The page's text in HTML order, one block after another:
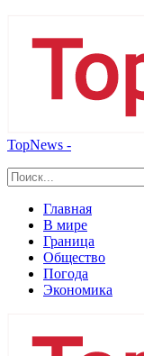
TopNews -
Главная
В мире
Граница
Общество
Погода
Экономика